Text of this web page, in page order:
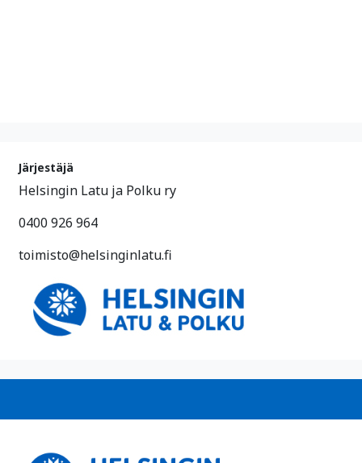
Järjestäjä
Helsingin Latu ja Polku ry
0400 926 964
toimisto@helsinginlatu.fi